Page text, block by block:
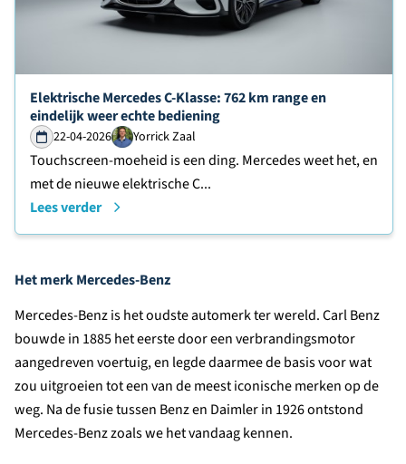
Lees verder over
Elektrische Mercedes C-Klasse: 762 km range en
eindelijk weer echte bediening
22-04-2026 Yorrick Zaal
Touchscreen-moeheid is een ding. Mercedes weet het, en
met de nieuwe elektrische C...
Lees verder
Het merk Mercedes-Benz
Mercedes-Benz is het oudste automerk ter wereld. Carl Benz
bouwde in 1885 het eerste door een verbrandingsmotor
aangedreven voertuig, en legde daarmee de basis voor wat
zou uitgroeien tot een van de meest iconische merken op de
weg. Na de fusie tussen Benz en Daimler in 1926 ontstond
Mercedes-Benz zoals we het vandaag kennen.